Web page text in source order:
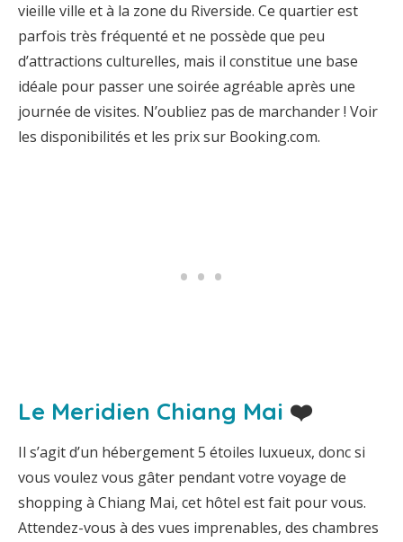
vieille ville et à la zone du Riverside. Ce quartier est
parfois très fréquenté et ne possède que peu
d’attractions culturelles, mais il constitue une base
idéale pour passer une soirée agréable après une
journée de visites. N’oubliez pas de marchander ! Voir
les disponibilités et les prix sur Booking.com.
Le Meridien Chiang Mai ❤️
Il s’agit d’un hébergement 5 étoiles luxueux, donc si
vous voulez vous gâter pendant votre voyage de
shopping à Chiang Mai, cet hôtel est fait pour vous.
Attendez-vous à des vues imprenables, des chambres